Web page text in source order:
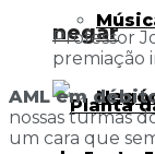
negar
Professor
premiação
AML em
nossas turmas
um cara que